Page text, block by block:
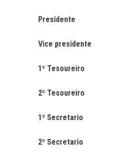
Presidente
Vice presidente
1º Tesoureiro
2º Tesoureiro
1º Secretario
2º Secretario